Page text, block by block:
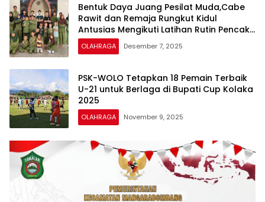
Bentuk Daya Juang Pesilat Muda,Cabe
Rawit dan Remaja Rungkut Kidul
Antusias Mengikuti Latihan Rutin Pencak
Silat ASAD
OLAHRAGA Desember 7, 2025
PSK-WOLO Tetapkan 18 Pemain Terbaik
U-21 untuk Berlaga di Bupati Cup Kolaka
2025
OLAHRAGA November 9, 2025